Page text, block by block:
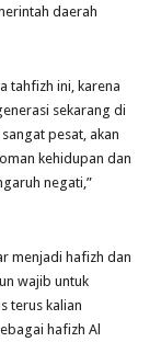
daerah
tahfizh ini, karena
sekarang di
pesat, akan
kehidupan dan
negati,”
menjadi hafizh dan
wajib untuk
terus kalian
hafizh Al